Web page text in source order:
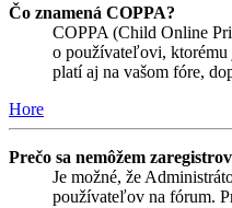
Čo znamená COPPA?
COPPA (Child Online
o používateľovi, ktorému
platí aj na vašom fóre,
Hore
Prečo sa nemôžem
Je možné, že
používateľov na fórum.